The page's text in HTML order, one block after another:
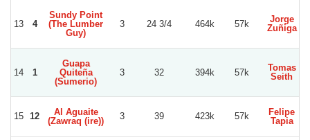
13 4
Sundy Point
(The Lumber
Guy)
3 24 3/4 464k 57k
Jorge
Zuñiga
14 1
Guapa
Quiteña
(Sumerio)
3 32 394k 57k
Tomas
Seith
15 12
Al Aguaite
(Zawraq (ire))
3 39 423k 57k
Felipe
Tapia